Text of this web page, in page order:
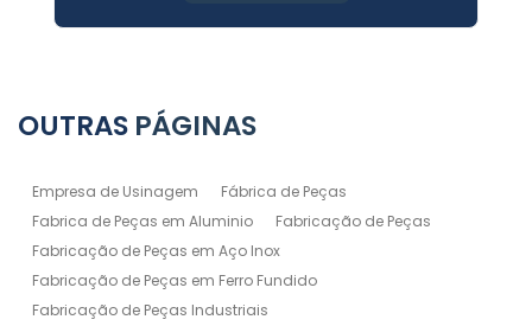
OUTRAS PÁGINAS
Empresa de Usinagem
Fábrica de Peças
Fabrica de Peças em Aluminio
Fabricação de Peças
Fabricação de Peças em Aço Inox
Fabricação de Peças em Ferro Fundido
Fabricação de Peças Industriais